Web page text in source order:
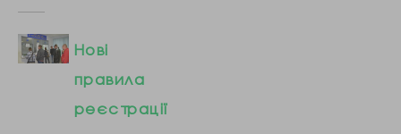
Нові
правила
реєстрації